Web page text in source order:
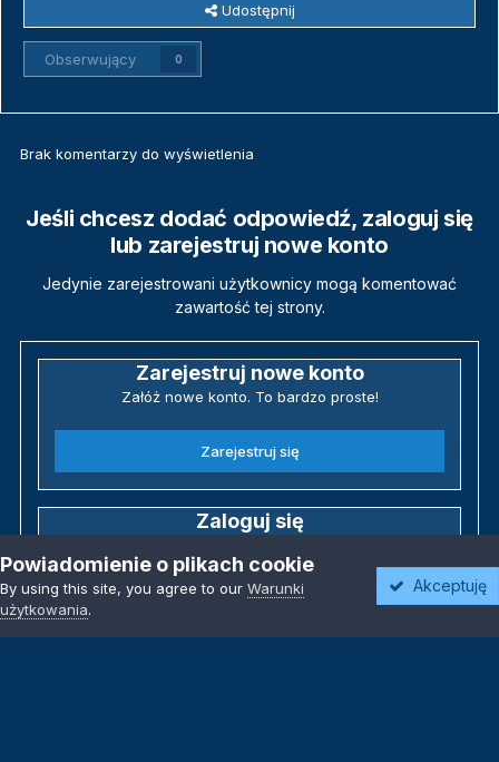
Udostępnij
Obserwujący 0
Brak komentarzy do wyświetlenia
Jeśli chcesz dodać odpowiedź, zaloguj się
lub zarejestruj nowe konto
Jedynie zarejestrowani użytkownicy mogą komentować
zawartość tej strony.
Zarejestruj nowe konto
Załóż nowe konto. To bardzo proste!
Zarejestruj się
Zaloguj się
Zaloguj się
Powiadomienie o plikach cookie
By using this site, you agree to our Warunki
użytkowania.
Akceptuję